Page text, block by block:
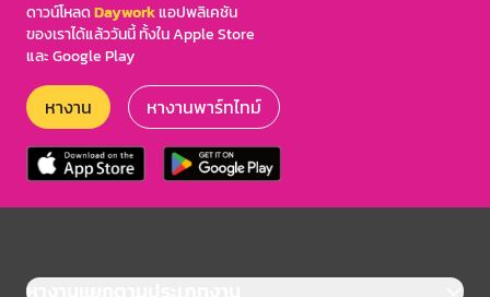
ดาวน์โหลดDayworkแอปพลิเคชัน
ของเราได้แล้ววันนี้ ทั้งใน Apple Store
และ Google Play
หางาน หางานพาร์ทไทม์
หางานแยกตามประเภทงาน